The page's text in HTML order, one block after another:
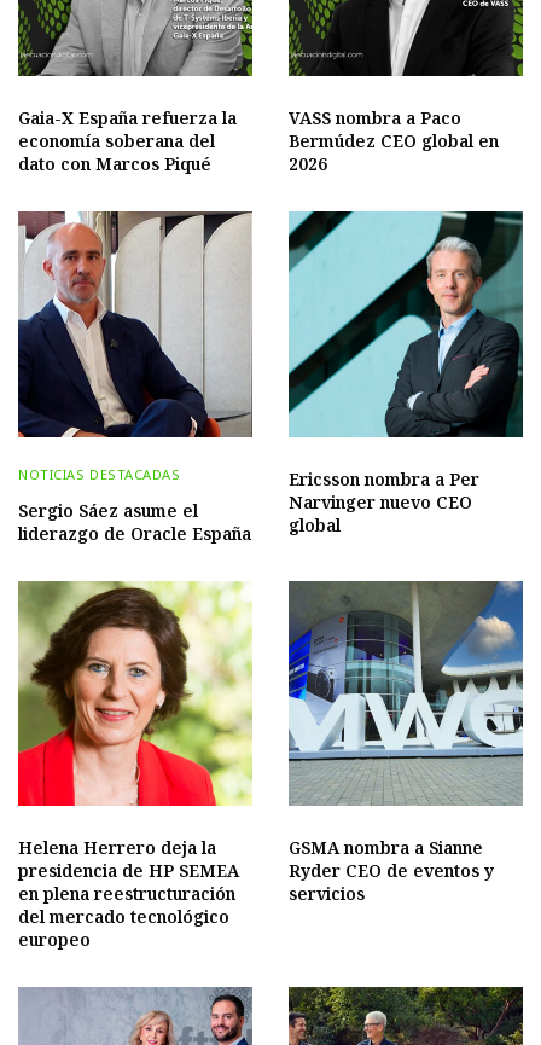
Gaia-X España refuerza la
economía soberana del
dato con Marcos Piqué
VASS nombra a Paco
Bermúdez CEO global en
2026
NOTICIAS DESTACADAS
Sergio Sáez asume el
liderazgo de Oracle España
Ericsson nombra a Per
Narvinger nuevo CEO
global
Helena Herrero deja la
presidencia de HP SEMEA
en plena reestructuración
del mercado tecnológico
europeo
GSMA nombra a Sianne
Ryder CEO de eventos y
servicios